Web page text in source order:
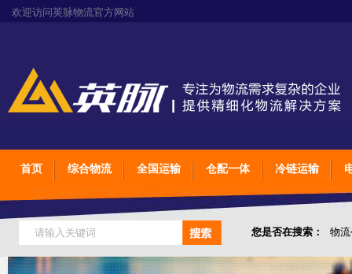
欢迎访问英脉物流官方网站
首页 综合物流 全国运输 仓配一体 冷链运输
您是否在搜索： 物
仓储综合专业定制物